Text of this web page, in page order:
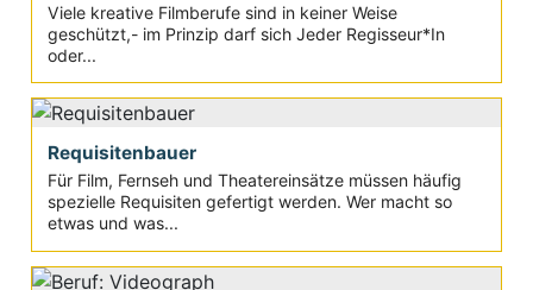
Viele kreative Filmberufe sind in keiner Weise
geschützt,- im Prinzip darf sich Jeder Regisseur*In
oder...
Requisitenbauer
Für Film, Fernseh und Theatereinsätze müssen häufig
spezielle Requisiten gefertigt werden. Wer macht so
etwas und was...